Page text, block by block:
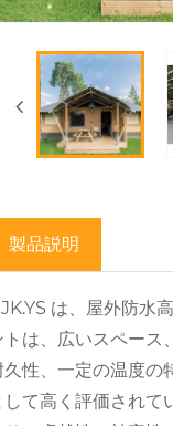
製品説明
は、屋外防水
トは、広いスペース
久性、一定の温度の
して高く評価されて